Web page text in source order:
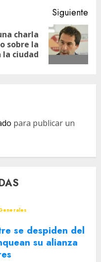
Siguiente
charla
sobre la
ciudad
para publicar un
se despiden del
su alianza